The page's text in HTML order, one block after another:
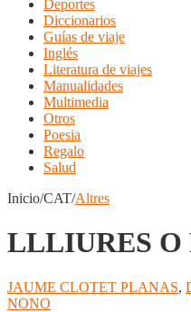
Deportes
Diccionarios
Guías de viaje
Inglés
Literatura de viajes
Manualidades
Multimedia
Otros
Poesia
Regalo
Salud
Inicio/CAT/Altres
LLLIURES O
JAUME CLOTET PLANAS,
NONO